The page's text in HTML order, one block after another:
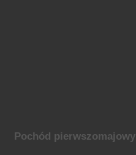
Pochód pierwszomajowy